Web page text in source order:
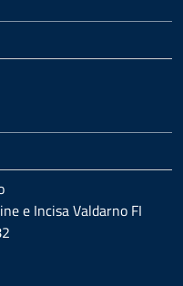
e Incisa Valdarno FI